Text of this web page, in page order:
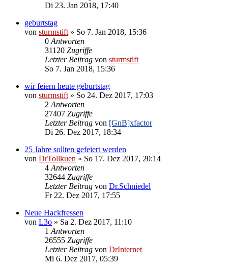
Di 23. Jan 2018, 17:40
geburtstag
von sturmstift » So 7. Jan 2018, 15:36
0 Antworten
31120 Zugriffe
Letzter Beitrag von sturmstift
So 7. Jan 2018, 15:36
wir feiern heute geburtstag
von sturmstift » So 24. Dez 2017, 17:03
2 Antworten
27407 Zugriffe
Letzter Beitrag von [GnB]xfactor
Di 26. Dez 2017, 18:34
25 Jahre sollten gefeiert werden
von DrTollkuen » So 17. Dez 2017, 20:14
4 Antworten
32644 Zugriffe
Letzter Beitrag von Dr.Schniedel
Fr 22. Dez 2017, 17:55
Neue Hackfressen
von L3o » Sa 2. Dez 2017, 11:10
1 Antworten
26555 Zugriffe
Letzter Beitrag von DrInternet
Mi 6. Dez 2017, 05:39